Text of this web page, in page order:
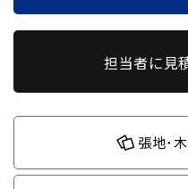
担当者に見
張地･